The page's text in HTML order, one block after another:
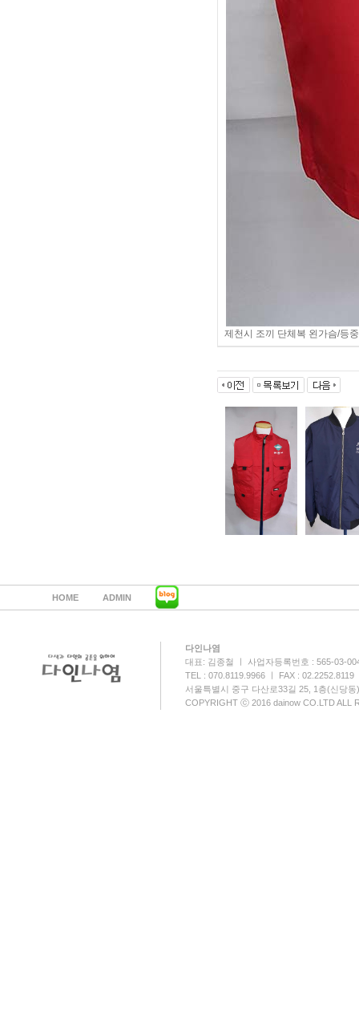
제천시 조끼 단체복 왼가슴/등
HOME ADMIN
다인나염
대표: 김종철 ㅣ 사업자등록번호 : 565-03-
TEL : 070.8119.9966 ㅣ FAX : 02.2252.8119
서울특별시 중구 다산로33길 25, 1층(신당동)
COPYRIGHT ⓒ 2016 dainow CO.LTD ALL